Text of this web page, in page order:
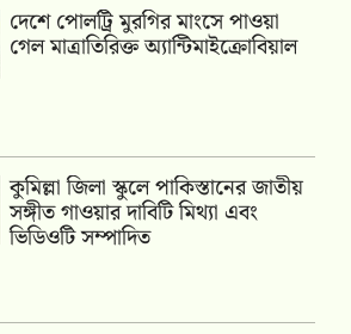
দেশে পোলট্রি মুরগির মাংসে পাওয়া
গেল মাত্রাতিরিক্ত অ্যান্টিমাইক্রোবিয়াল
কুমিল্লা জিলা স্কুলে পাকিস্তানের জাতীয়
সঙ্গীত গাওয়ার দাবিটি মিথ্যা এবং
ভিডিওটি সম্পাদিত